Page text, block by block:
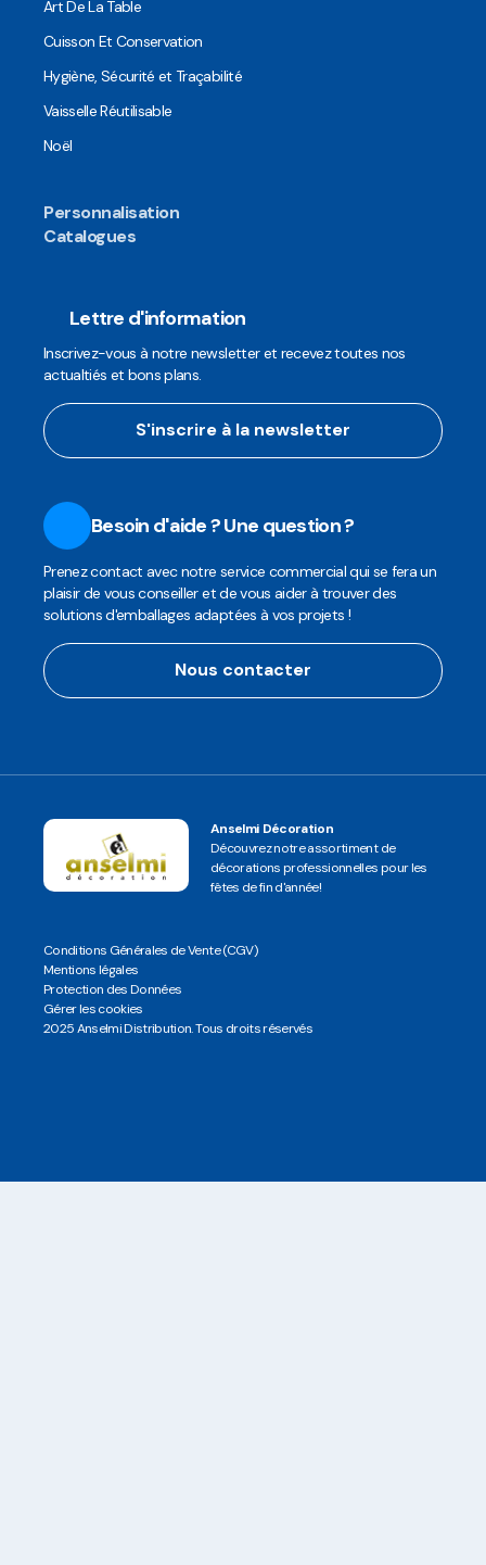
Art De La Table
Cuisson Et Conservation
Hygiène, Sécurité et Traçabilité
Vaisselle Réutilisable
Noël
Personnalisation
Catalogues
Lettre d'information
Inscrivez-vous à notre newsletter et recevez toutes nos
actualtiés et bons plans.
S'inscrire à la newsletter
Besoin d'aide ? Une question ?
Prenez contact avec notre service commercial qui se fera un
plaisir de vous conseiller et de vous aider à trouver des
solutions d'emballages adaptées à vos projets !
Nous contacter
Anselmi Décoration
Découvrez notre assortiment de
décorations professionnelles pour les
fêtes de fin d'année!
Conditions Générales de Vente (CGV)
Mentions légales
Protection des Données
Gérer les cookies
2025 Anselmi Distribution. Tous droits réservés